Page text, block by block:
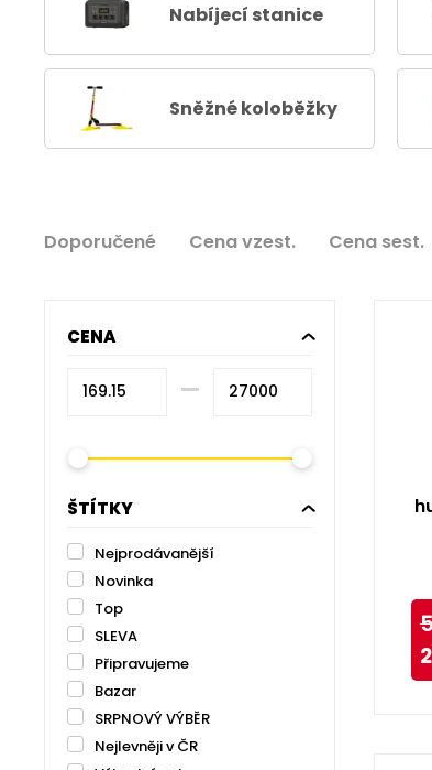
Nabíjecí stanice
Sněžné koloběžky
Doporučené Cena vzest. Cena sest.
CENA
–⁠
ŠTÍTKY
Nejprodávanější
Novinka
Top
SLEVA
Připravujeme
Bazar
SRPNOVÝ VÝBĚR
Nejlevněji v ČR